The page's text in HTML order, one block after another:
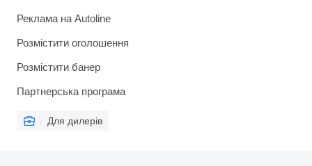
Реклама на Autoline
Розмістити оголошення
Розмістити банер
Партнерська програма
Для дилерів